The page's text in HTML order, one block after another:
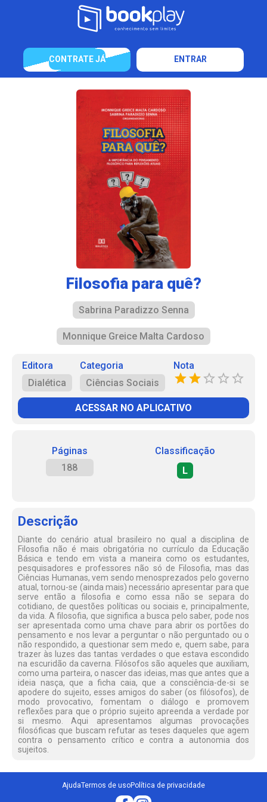
CONTRATE JÁ ENTRAR
Filosofia para quê?
Sabrina Paradizzo Senna
Monnique Greice Malta Cardoso
Editora
Dialética
Categoria
Ciências Sociais
Nota
ACESSAR NO APLICATIVO
Páginas
188
Classificação
L
Descrição
Diante do cenário atual brasileiro no qual a disciplina de
Filosofia não é mais obrigatória no currículo da Educação
Básica e tendo em vista a maneira como os estudantes,
pesquisadores e professores não só de Filosofia, mas das
Ciências Humanas, vem sendo menosprezados pelo governo
atual, tornou-se (ainda mais) necessário apresentar para que
serve então a filosofia e como essa não se separa do
cotidiano, de questões políticas ou sociais e, principalmente,
da vida. A filosofia, que significa a busca pelo saber, pode nos
ser apresentada como uma chave para abrir os portões do
pensamento e nos levar a perguntar o não perguntado ou o
não respondido, a questionar sem medo e, quem sabe, para
trazer às luzes das tantas verdades o que estava escondido
na escuridão da caverna. Filósofos são aqueles que auxiliam,
como uma parteira, o nascer das ideias, mas que antes que a
ideia nasça, que a ficha caia, que a consciência-de-si se
apodere do sujeito, esses amigos do saber (os filósofos), de
modo provocativo, fomentam o diálogo e promovem
reflexões para que o próprio sujeito apreenda a verdade por
si mesmo. Aqui apresentamos algumas provocações
filosóficas que buscam refutar as teses daqueles que agem
contra o pensamento crítico e contra a autonomia dos
sujeitos.
AjudaTermos de usoPolítica de privacidade